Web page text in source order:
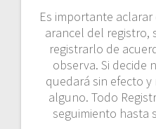
Es importante
arancel del registro,
registrarlo de
observa. Si decide
quedará sin efecto
alguno. Todo
seguimiento hasta